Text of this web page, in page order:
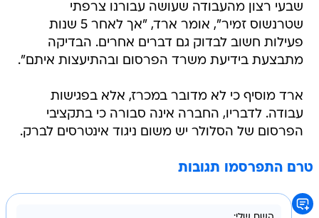
שבעי רצון מהעבודה שעושה עבורנו צרפתי
שטרנשוס זמיר", אומר ארד, "אך לאחר 5 שנות
פעילות חשוב לבדוק גם דברים אחרים. הבדיקה
מתבצעת בידיעת משרד הפרסום ובהתיעצות איתם".
ארד מוסיף כי לא מדובר במכרז, אלא בפגישות
עבודה. לדבריו, החברה אינה סבורה כי בתקציבי
הפרסום של הסלולר יש משום ניגוד אינטרסים לברק.
טרם התפרסמו תגובות